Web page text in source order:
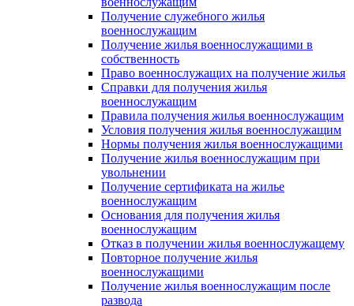
Получение служебного жилья
военнослужащим
Получение жилья военнослужащими в
собственность
Право военнослужащих на получение жилья
Справки для получения жилья
военнослужащим
Правила получения жилья военнослужащим
Условия получения жилья военнослужащим
Нормы получения жилья военнослужащими
Получение жилья военнослужащим при
увольнении
Получение сертификата на жилье
военнослужащим
Основания для получения жилья
военнослужащим
Отказ в получении жилья военнослужащему
Повторное получение жилья
военнослужащими
Получение жилья военнослужащим после
развода